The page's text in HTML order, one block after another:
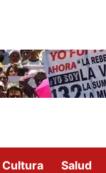
Cultura Salud